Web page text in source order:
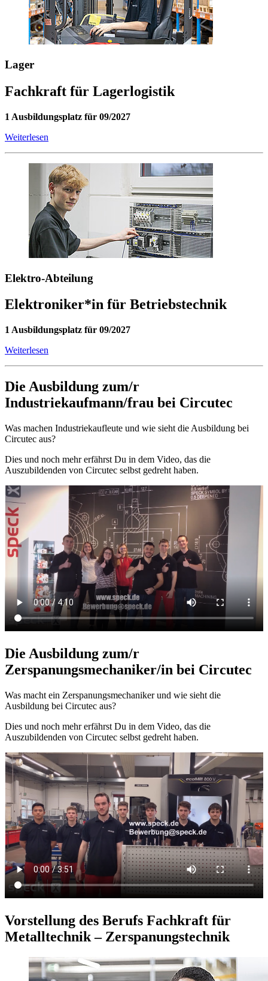
Lager
Fachkraft für Lagerlogistik
1 Ausbildungsplatz für 09/2027
Weiterlesen
Elektro-Abteilung
Elektroniker*in für Betriebstechnik
1 Ausbildungsplatz für 09/2027
Weiterlesen
Die Ausbildung zum/r
Industriekaufmann/frau bei Circutec
Was machen Industriekaufleute und wie sieht die Ausbildung bei
Circutec aus?
Dies und noch mehr erfährst Du in dem Video, das die
Auszubildenden von Circutec selbst gedreht haben.
Die Ausbildung zum/r
Zerspanungsmechaniker/in bei Circutec
Was macht ein Zerspanungsmechaniker und wie sieht die
Ausbildung bei Circutec aus?
Dies und noch mehr erfährst Du in dem Video, das die
Auszubildenden von Circutec selbst gedreht haben.
Vorstellung des Berufs Fachkraft für
Metalltechnik – Zerspanungstechnik